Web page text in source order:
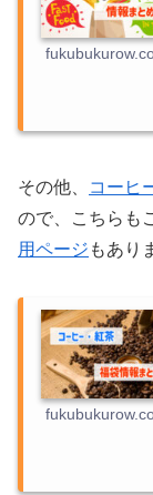
その他、 コーヒ
ので、こちらも
用ページ もあり